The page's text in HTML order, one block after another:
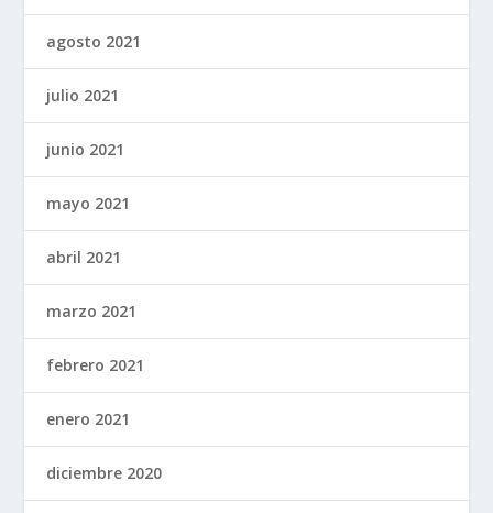
agosto 2021
julio 2021
junio 2021
mayo 2021
abril 2021
marzo 2021
febrero 2021
enero 2021
diciembre 2020